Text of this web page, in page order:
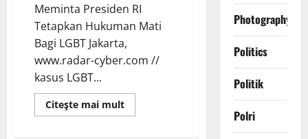
Meminta Presiden RI
Tetapkan Hukuman Mati
Bagi LGBT Jakarta,
www.radar-cyber.com //
kasus LGBT...
Citeşte mai multRead
more
Photography
Politics
Politik
Polri